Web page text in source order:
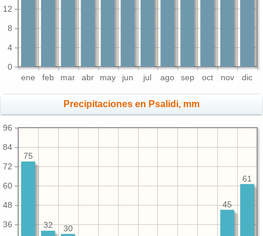
ene feb mar abr may jun jul ago sep oct nov dic
0
4
8
12
Precipitaciones en Psalidi, mm
36
48
60
72
84
96
61
45
30
32
75